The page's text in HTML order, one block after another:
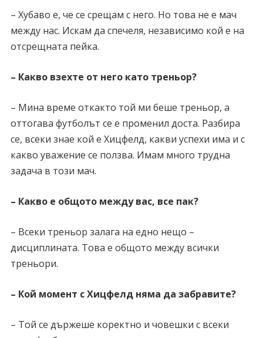
– Хубаво е, че се срещам с него. Но това не е мач
между нас. Искам да спечеля, независимо кой е на
отсрещната пейка.
– Какво взехте от него като треньор?
– Мина време откакто той ми беше треньор, а
оттогава футболът се е променил доста. Разбира
се, всеки знае кой е Хицфелд, какви успехи има и с
какво уважение се ползва. Имам много трудна
задача в този мач.
– Какво е общото между вас, все пак?
– Всеки треньор залага на едно нещо –
дисциплината. Това е общото между всички
треньори.
– Кой момент с Хицфелд няма да забравите?
– Той се държеше коректно и човешки с всеки